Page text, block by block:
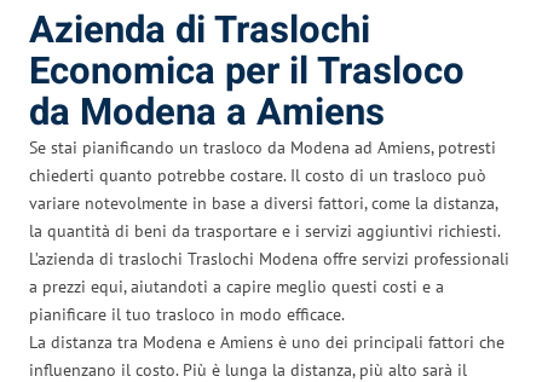
Azienda di Traslochi
Economica per il Trasloco
da Modena a Amiens
Se stai pianificando un trasloco da Modena ad Amiens, potresti
chiederti quanto potrebbe costare. Il costo di un trasloco può
variare notevolmente in base a diversi fattori, come la distanza,
la quantità di beni da trasportare e i servizi aggiuntivi richiesti.
L’azienda di traslochi Traslochi Modena offre servizi professionali
a prezzi equi, aiutandoti a capire meglio questi costi e a
pianificare il tuo trasloco in modo efficace.
La distanza tra Modena e Amiens è uno dei principali fattori che
influenzano il costo. Più è lunga la distanza, più alto sarà il